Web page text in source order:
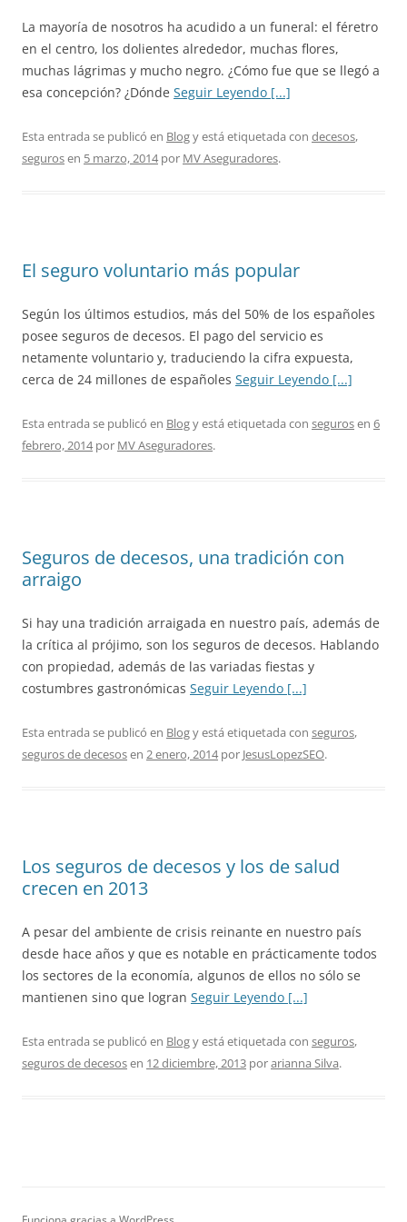
La mayoría de nosotros ha acudido a un funeral: el féretro
en el centro, los dolientes alrededor, muchas flores,
muchas lágrimas y mucho negro. ¿Cómo fue que se llegó a
esa concepción? ¿Dónde Seguir Leyendo [...]
Esta entrada se publicó en Blogy está etiquetada con decesos,
segurosen 5 marzo, 2014por MV Aseguradores.
El seguro voluntario más popular
Según los últimos estudios, más del 50% de los españoles
posee seguros de decesos. El pago del servicio es
netamente voluntario y, traduciendo la cifra expuesta,
cerca de 24 millones de españoles Seguir Leyendo [...]
Esta entrada se publicó en Blogy está etiquetada con segurosen 6
febrero, 2014por MV Aseguradores.
Seguros de decesos, una tradición con
arraigo
Si hay una tradición arraigada en nuestro país, además de
la crítica al prójimo, son los seguros de decesos. Hablando
con propiedad, además de las variadas fiestas y
costumbres gastronómicas Seguir Leyendo [...]
Esta entrada se publicó en Blogy está etiquetada con seguros,
seguros de decesosen 2 enero, 2014por JesusLopezSEO.
Los seguros de decesos y los de salud
crecen en 2013
A pesar del ambiente de crisis reinante en nuestro país
desde hace años y que es notable en prácticamente todos
los sectores de la economía, algunos de ellos no sólo se
mantienen sino que logran Seguir Leyendo [...]
Esta entrada se publicó en Blogy está etiquetada con seguros,
seguros de decesosen 12 diciembre, 2013 porarianna Silva.